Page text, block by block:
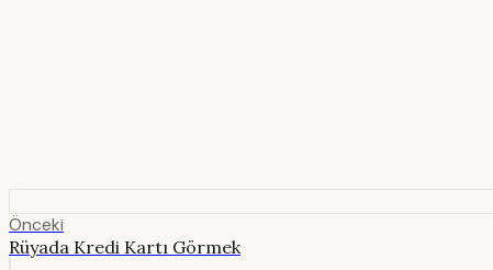
Önceki
Rüyada Kredi Kartı Görmek